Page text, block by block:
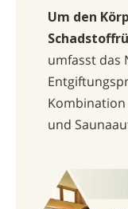
Um den
umfasst das
und